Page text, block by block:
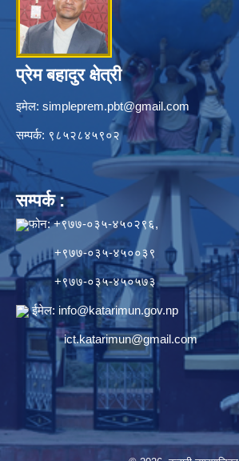
प्रेम बहादुर क्षेत्री
इमेल: simpleprem.pbt@gmail.com
सम्पर्क: ९८५२८४५९०२
सम्पर्क :
फोन: +९७७-०३५-४५०२९६,
+९७७-०३५-४५००३९
+९७७-०३५-४५०५७३
ईमेल: info@katarimun.gov.np
ict.katarimun@gmail.com